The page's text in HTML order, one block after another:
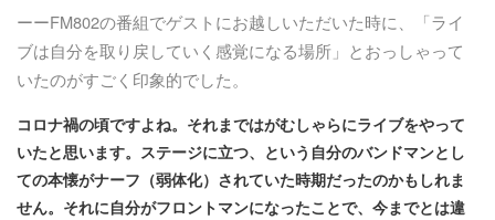
ーーFM802の番組でゲストにお越しいただいた時に、「ライ
ブは自分を取り戻していく感覚になる場所」とおっしゃって
いたのがすごく印象的でした。
コロナ禍の頃ですよね。それまではがむしゃらにライブをやって
いたと思います。ステージに立つ、という自分のバンドマンとし
ての本懐がナーフ（弱体化）されていた時期だったのかもしれま
せん。それに自分がフロントマンになったことで、今までとは違